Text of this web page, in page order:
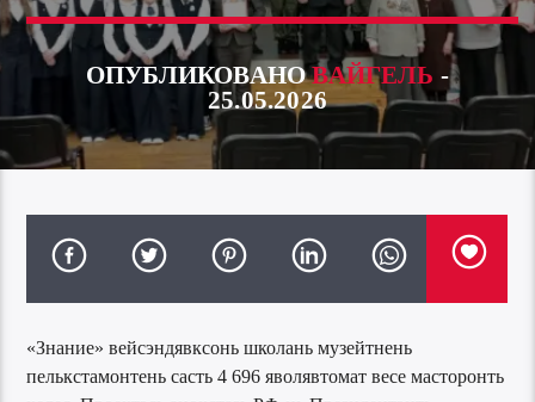
ОПУБЛИКОВАНОВАЙГЕЛЬ -
25.05.2026
«Знание» вейсэндявксонь школань музейтнень
пелькстамонтень састь 4 696 яволявтомат весе масторонть